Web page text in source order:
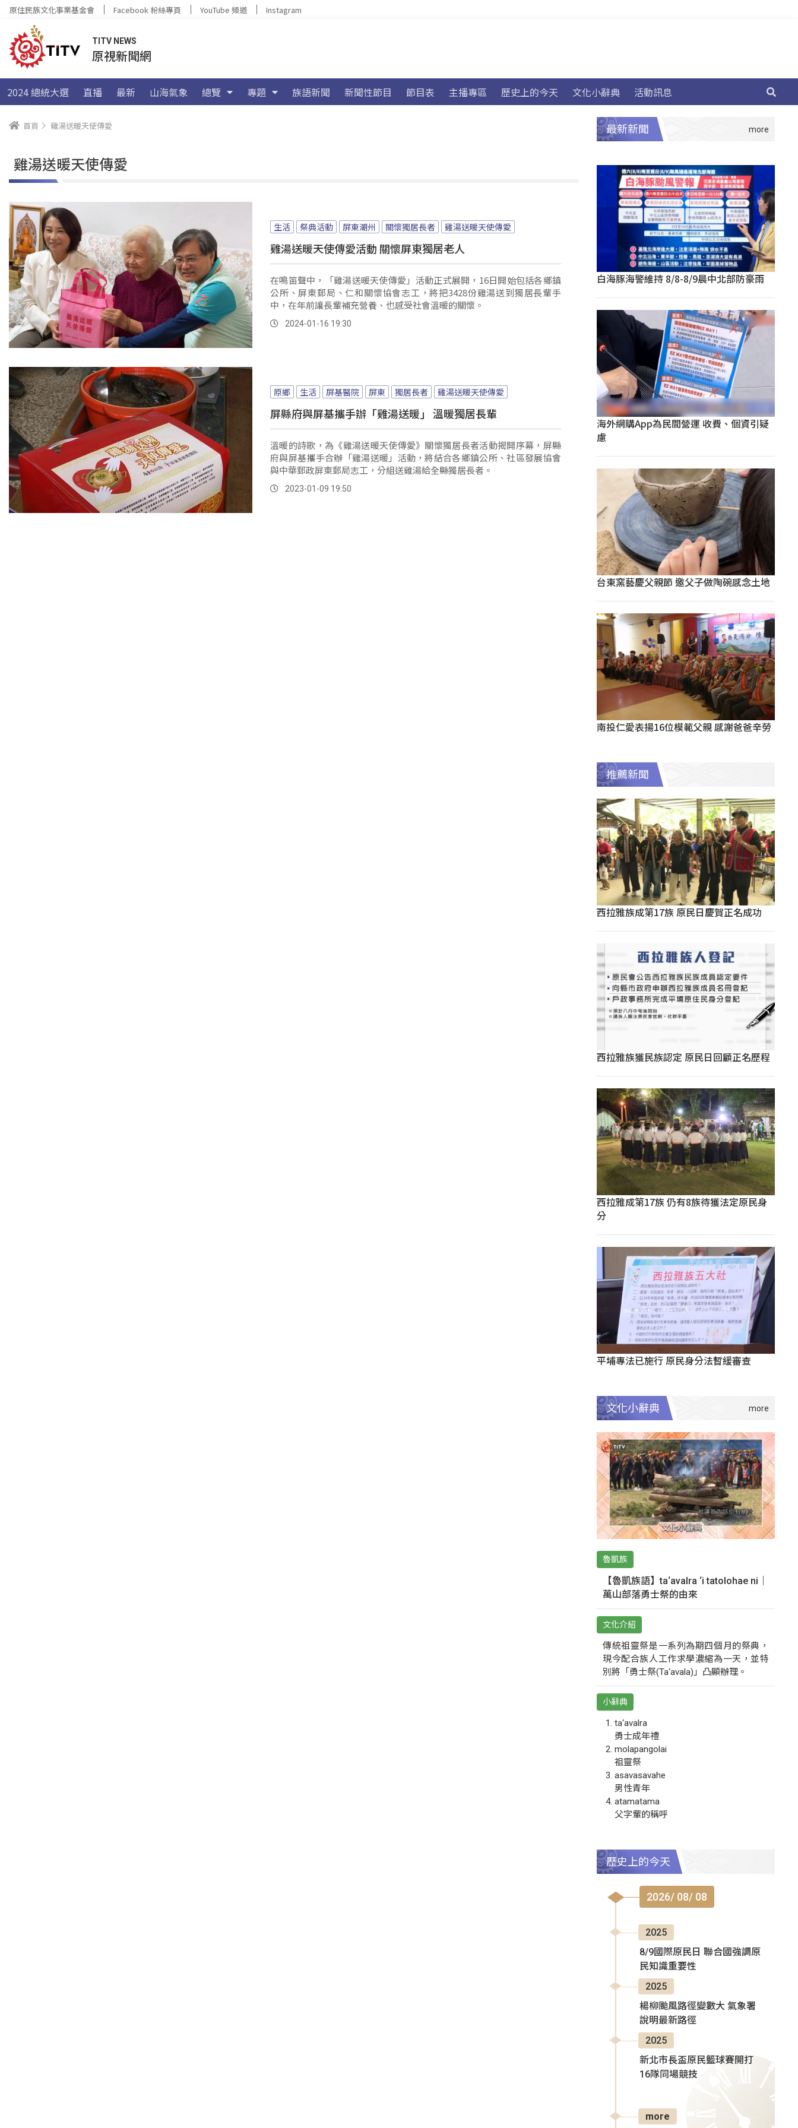
原住民族文化事業基金會 Facebook 粉絲專頁 YouTube 頻道 Instagram
TITV NEWS
原視新聞網
2024 總統大選 直播 最新 山海氣象 總覽 專題 族語新聞 新聞性節目 節目表 主播專區 歷史上的今天 文化小辭典 活動訊息
首頁 雞湯送暖天使傳愛
雞湯送暖天使傳愛
生活 祭典活動 屏東潮州 關懷獨居長者 雞湯送暖天使傳愛
雞湯送暖天使傳愛活動 關懷屏東獨居老人
在鳴笛聲中，「雞湯送暖天使傳愛」活動正式展開，16日開始包括各鄉鎮
公所、屏東郵局、仁和關懷協會志工，將把3428份雞湯送到獨居長輩手
中，在年前讓長輩補充營養、也感受社會溫暖的關懷。
2024-01-16 19:30
原鄉 生活 屏基醫院 屏東 獨居長者 雞湯送暖天使傳愛
屏縣府與屏基攜手辦「雞湯送暖」 溫暖獨居長輩
溫暖的詩歌，為《雞湯送暖天使傳愛》關懷獨居長者活動揭開序幕，屏縣
府與屏基攜手合辦「雞湯送暖」活動，將結合各鄉鎮公所、社區發展協會
與中華郵政屏東郵局志工，分組送雞湯給全縣獨居長者。
2023-01-09 19:50
最新新聞
白海豚海警維持 8/8-8/9晨中北部防豪雨
海外網購App為民間營運 收費、個資引疑
慮
台東窯藝慶父親節 邀父子做陶碗感念土地
南投仁愛表揚16位模範父親 感謝爸爸辛勞
推薦新聞
西拉雅族成第17族 原民日慶賀正名成功
西拉雅族獲民族認定 原民日回顧正名歷程
西拉雅成第17族 仍有8族待獲法定原民身
分
平埔專法已施行 原民身分法暫緩審查
文化小辭典
魯凱族
【魯凱族語】ta‘avalra ‘i tatolohae ni｜
萬山部落勇士祭的由來
文化介紹
傳統祖靈祭是一系列為期四個月的祭典，
現今配合族人工作求學濃縮為一天，並特
別將「勇士祭(Ta‘avala)」凸顯辦理。
小辭典
ta‘avalra
勇士成年禮
molapangolai
祖靈祭
asavasavahe
男性青年
atamatama
父字輩的稱呼
歷史上的今天
2026/ 08/ 08
2025
8/9國際原民日 聯合國強調原
民知識重要性
2025
楊柳颱風路徑變數大 氣象署
說明最新路徑
2025
新北市長盃原民籃球賽開打
16隊同場競技
more